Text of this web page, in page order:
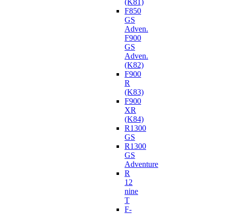
(K81)
F850
GS
Adven.
F900
GS
Adven.
(K82)
F900
R
(K83)
F900
XR
(K84)
R1300
GS
R1300
GS
Adventure
R
12
nine
T
F-